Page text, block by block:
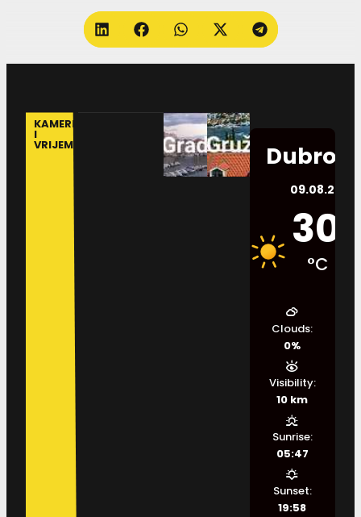
KAMERE
I
VRIJEME
09.08.2026.
30
°C
Clouds:
0%
Visibility:
10 km
Sunrise:
05:47
Sunset:
19:58